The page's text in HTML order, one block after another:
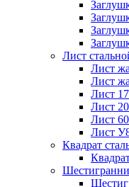
Лист
Лист
Лист
Лист
Лист
Лист
Лист
Квадрат